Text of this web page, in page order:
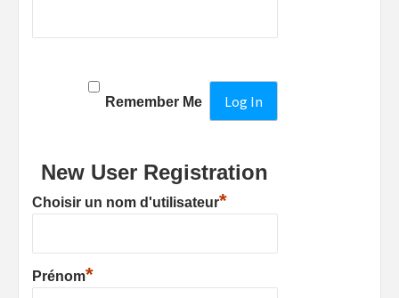
Remember Me
New User Registration
Choisir un nom d'utilisateur*
Prénom*